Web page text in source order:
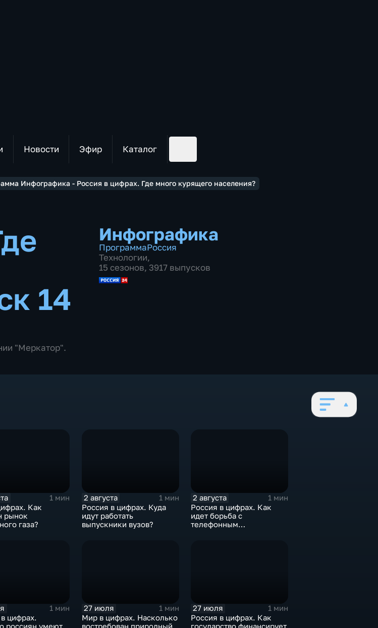
Новости Эфир Каталог
Инфографика - Россия в цифрах. Где много курящего населения?
14
"Меркатор".
Инфографика
ПрограммаРоссия
Технологии,
15 сезонов, 3917 выпусков
1 мин
Как
рынок
газа?
2 августа
1 мин
Россия в цифрах. Куда
идут работать
выпускники вузов?
2 августа
1 мин
Россия в цифрах. Как
идет борьба с
телефонным
1 мин
цифрах.
россиян умеют
27 июля
1 мин
Мир в цифрах. Насколько
востребован природный
27 июля
1 мин
Россия в цифрах. Как
государство финансирует